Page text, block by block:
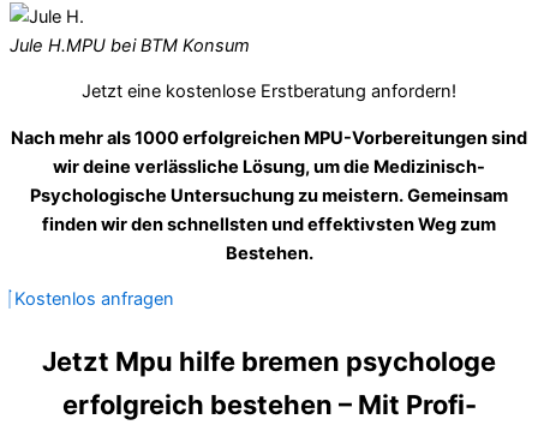
Jule H.MPU bei BTM Konsum
Jetzt eine kostenlose Erstberatung anfordern!
Nach mehr als 1000 erfolgreichen MPU-Vorbereitungen sind
wir deine verlässliche Lösung, um die Medizinisch-
Psychologische Untersuchung zu meistern. Gemeinsam
finden wir den schnellsten und effektivsten Weg zum
Bestehen.
Kostenlos anfragen
Jetzt Mpu hilfe bremen psychologe
erfolgreich bestehen – Mit Profi-